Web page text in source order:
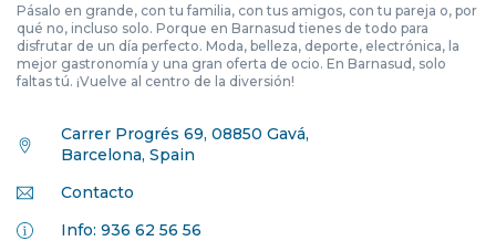
Pásalo en grande, con tu familia, con tus amigos, con tu pareja o, por
qué no, incluso solo. Porque en Barnasud tienes de todo para
disfrutar de un día perfecto. Moda, belleza, deporte, electrónica, la
mejor gastronomía y una gran oferta de ocio. En Barnasud, solo
faltas tú. ¡Vuelve al centro de la diversión!
Carrer Progrés 69, 08850 Gavá,
Barcelona, Spain
Contacto
Info: 936 62 56 56